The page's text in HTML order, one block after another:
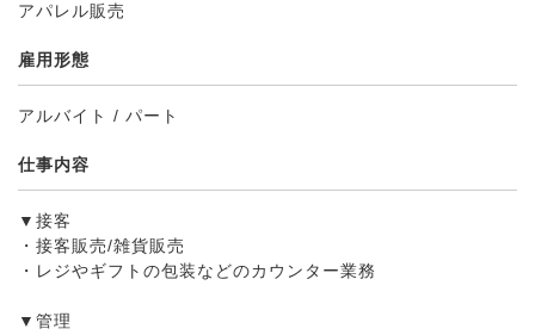
アパレル販売
雇用形態
アルバイト / パート
仕事内容
▼接客
・接客販売/雑貨販売
・レジやギフトの包装などのカウンター業務
▼管理